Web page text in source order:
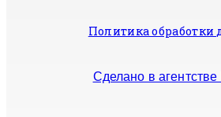
Политика обработки
Сделано в агентстве